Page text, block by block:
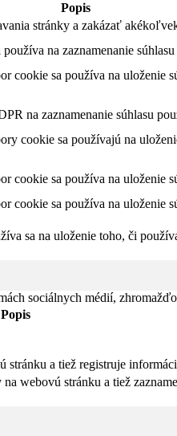
Popis
stránky a zakázať
na zaznamenanie
cookie sa používa na uloženie
na zaznamenanie súhlasu
cookie sa používajú na
cookie sa používa na
cookie sa používa na uloženie
sa na uloženie toho, či
sociálnych médií,
Popis
a tiež registruje
webovú stránku a tiež